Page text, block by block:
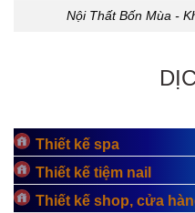
Nội Thất Bốn Mùa -
Thiết kế spa
Thiết kế tiệm nail
Thiết kế shop, cửa